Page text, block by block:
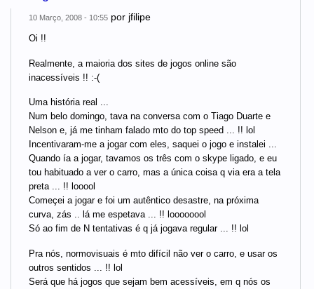
10 Março, 2008 - 10:55 por jfilipe
Oi !!
Realmente, a maioria dos sites de jogos online são
inacessíveis !! :-(
Uma história real ...
Num belo domingo, tava na conversa com o Tiago Duarte e
Nelson e, já me tinham falado mto do top speed ... !! lol
Incentivaram-me a jogar com eles, saquei o jogo e instalei ...
Quando ía a jogar, tavamos os três com o skype ligado, e eu
tou habituado a ver o carro, mas a única coisa q via era a tela
preta ... !! looool
Começei a jogar e foi um autêntico desastre, na próxima
curva, zás .. lá me espetava ... !! loooooool
Só ao fim de N tentativas é q já jogava regular ... !! lol
Pra nós, normovisuais é mto difícil não ver o carro, e usar os
outros sentidos ... !! lol
Será que há jogos que sejam bem acessíveis, em q nós os